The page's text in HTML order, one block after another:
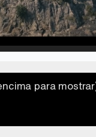
/
:
para